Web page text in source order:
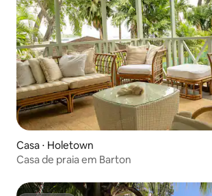
Casa ⋅ Holetown
Casa de praia em Barton